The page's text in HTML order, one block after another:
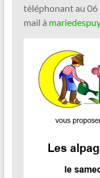
téléphonant au 06
mail à